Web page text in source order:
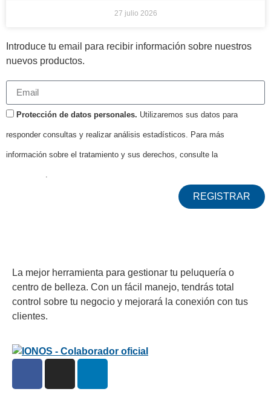
27 julio 2026
Introduce tu email para recibir información sobre nuestros
nuevos productos.
Protección de datos personales. Utilizaremos sus datos para
responder consultas y realizar análisis estadísticos. Para más
información sobre el tratamiento y sus derechos, consulte la
REGISTRAR
La mejor herramienta para gestionar tu peluquería o
centro de belleza. Con un fácil manejo, tendrás total
control sobre tu negocio y mejorará la conexión con tus
clientes.